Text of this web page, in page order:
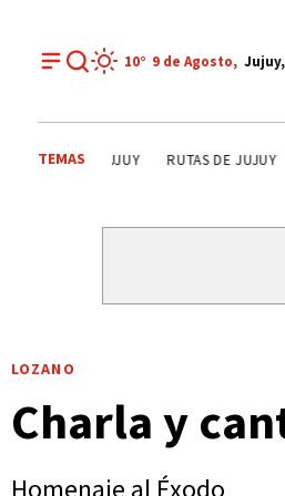
10° 9 de Agosto,
TEMAS LA QUIACA HUMAHUACA
LOZANO
Charla y
Homenaje al Éxodo